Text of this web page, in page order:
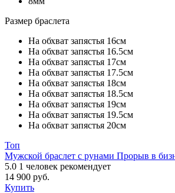
Размер браслета
На обхват запястья 16см
На обхват запястья 16.5см
На обхват запястья 17см
На обхват запястья 17.5см
На обхват запястья 18см
На обхват запястья 18.5см
На обхват запястья 19см
На обхват запястья 19.5см
На обхват запястья 20см
Топ
Мужской браслет с рунами Прорыв в
5.0 1 человек рекомендует
14 900 руб.
Купить